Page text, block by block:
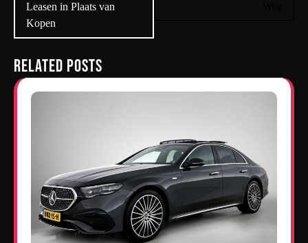
Leasen in Plaats van
Kopen
Related Posts